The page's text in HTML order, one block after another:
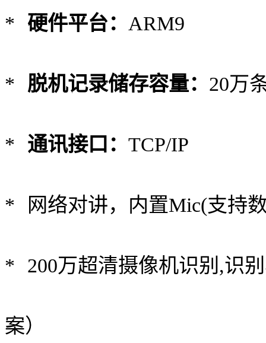
* 硬件平台： ARM9
* 脱机记录储存容量： 20万
* 通讯接口： TCP/IP
* 网络对讲，内置Mic(支持
* 200万超清摄像机识别,识
案）